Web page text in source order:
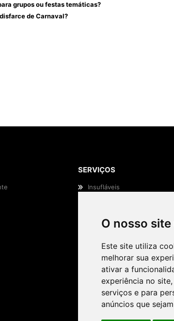
O nosso
Este site utiliza
melhorar sua
ativar a
experiência no site,
serviços e para
anúncios que
grupos ou festas temáticas?
de Carnaval?
SERVIÇOS
Insufláveis
Efeitos Especiais